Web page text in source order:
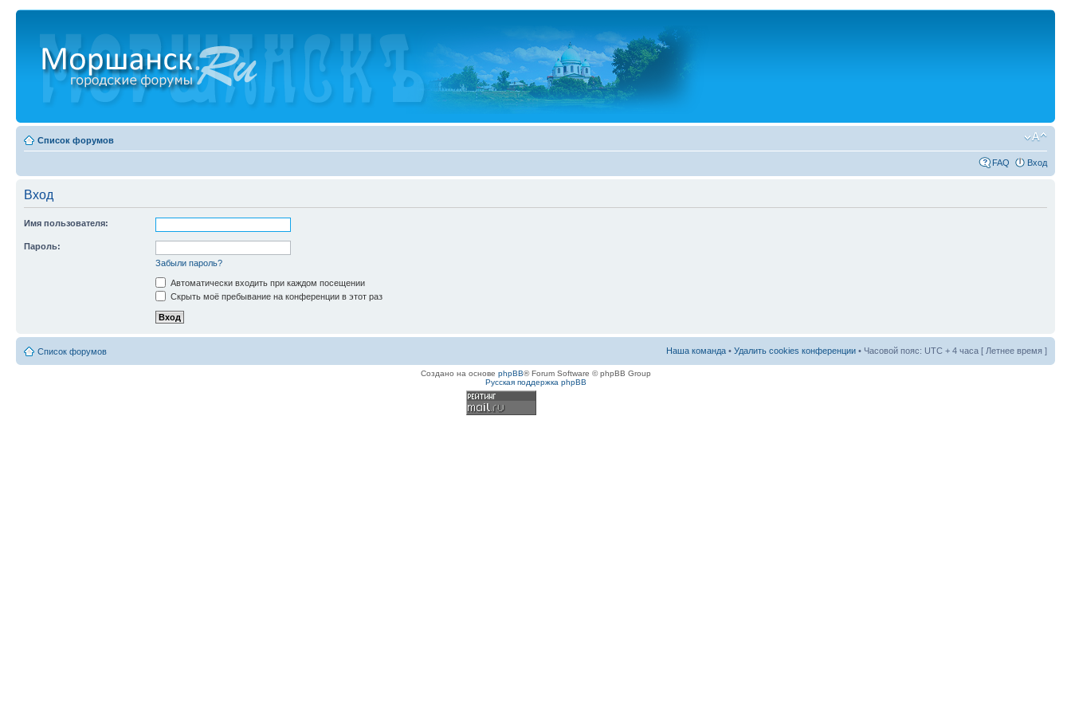
Список форумов
FAQ Вход
Вход
Имя пользователя:
Пароль:
Забыли пароль?
Автоматически входить при каждом посещении
Скрыть моё пребывание на конференции в этот раз
Список форумов Наша команда • Удалить cookies конференции • Часовой пояс: UTC + 4 часа [ Летнее время ]
Создано на основе phpBB® Forum Software © phpBB Group
Русская поддержка phpBB